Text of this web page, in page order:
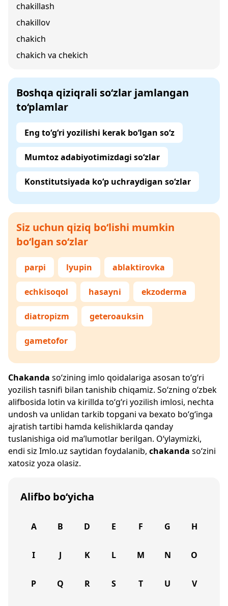
chakillash
chakillov
chakich
chakich va chekich
Boshqa qiziqrali so‘zlar jamlangan
to‘plamlar
Eng to‘g‘ri yozilishi kerak bo‘lgan so‘z
Mumtoz adabiyotimizdagi so‘zlar
Konstitutsiyada ko‘p uchraydigan so‘zlar
Siz uchun qiziq bo‘lishi mumkin
bo‘lgan so‘zlar
parpi lyupin ablaktirovka
echkisoqol hasayni ekzoderma
diatropizm geteroauksin
gametofor
Chakanda so‘zining imlo qoidalariga asosan to‘g‘ri
yozilish tasnifi bilan tanishib chiqamiz. So‘zning o‘zbek
alifbosida lotin va kirillda to‘g‘ri yozilish imlosi, nechta
undosh va unlidan tarkib topgani va bexato bo‘g‘inga
ajratish tartibi hamda kelishiklarda qanday
tuslanishiga oid ma’lumotlar berilgan. O‘ylaymizki,
endi siz Imlo.uz saytidan foydalanib, chakanda so‘zini
xatosiz yoza olasiz.
Alifbo bo‘yicha
A B D E F G H
I J K L M N O
P Q R S T U V